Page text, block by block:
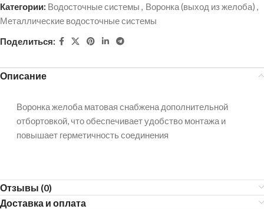
Категории: Водосточные системы , Воронка (выход из желоба) ,
Металлические водосточные системы
Поделиться:
Описание
Воронка желоба матовая снабжена дополнительной
отбортовкой, что обеспечивает удобство монтажа и
повышает герметичность соединения
Отзывы (0)
Доставка и оплата